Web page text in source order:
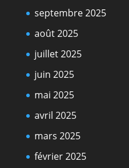
septembre 2025
août 2025
juillet 2025
juin 2025
mai 2025
avril 2025
mars 2025
février 2025